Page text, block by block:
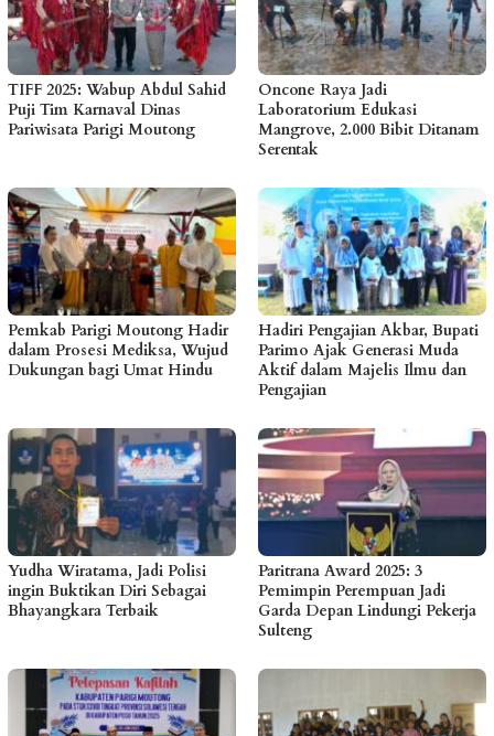
TIFF 2025: Wabup Abdul Sahid
Puji Tim Karnaval Dinas
Pariwisata Parigi Moutong
Oncone Raya Jadi
Laboratorium Edukasi
Mangrove, 2.000 Bibit Ditanam
Serentak
Pemkab Parigi Moutong Hadir
dalam Prosesi Mediksa, Wujud
Dukungan bagi Umat Hindu
Hadiri Pengajian Akbar, Bupati
Parimo Ajak Generasi Muda
Aktif dalam Majelis Ilmu dan
Pengajian
Yudha Wiratama, Jadi Polisi
ingin Buktikan Diri Sebagai
Bhayangkara Terbaik
Paritrana Award 2025: 3
Pemimpin Perempuan Jadi
Garda Depan Lindungi Pekerja
Sulteng